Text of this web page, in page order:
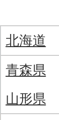
北海道
青森県
山形県